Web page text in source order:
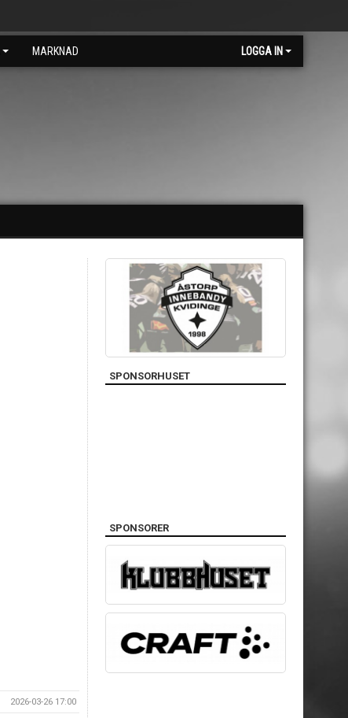
MARKNAD LOGGA IN
2026-03-26 17:00
SPONSORHUSET
SPONSORER